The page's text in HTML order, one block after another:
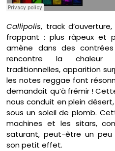
Callipolis, track
frappant : plus râpeux et
amène dans des
rencontre la chaleur
traditionnelles, apparition
les notes reggae font
demandait qu’à frémir !
nous conduit en plein désert,
sous un soleil de plomb.
machines et les sitars,
saturant, peut-être un
son petit effet.